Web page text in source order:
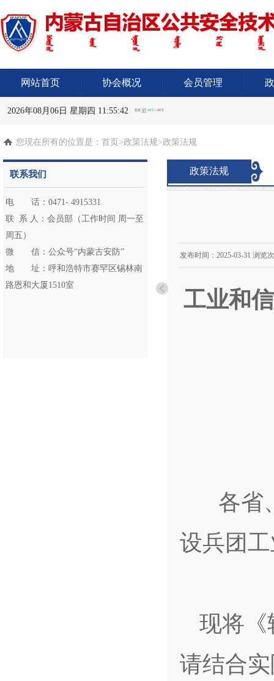
网站首页 协会概况 会员管理
2026年08月06日 星期四 11:55:43
您现在所有的位置是： 首页 >政策法规>政策法规
联系我们
电 话：0471- 4915331
联 系 人：会员部（工作时间 周一至
周五）
微 信：公众号“内蒙古安防”
地 址：呼和浩特市赛罕区锡林南
路恩和大厦1510室
政策法规
发布时间： 2025-03-31 浏览
工业和
各省、
设兵团
现将《
请结合